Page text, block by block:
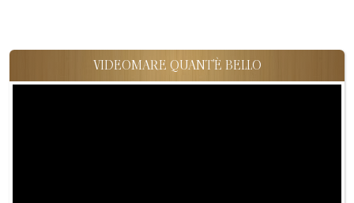
VIDEOMARE QUANT'È BELLO